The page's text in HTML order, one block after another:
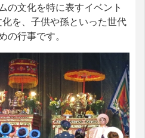
の文化を特に表すイベント
を、子供や孫といった世代
の行事です。